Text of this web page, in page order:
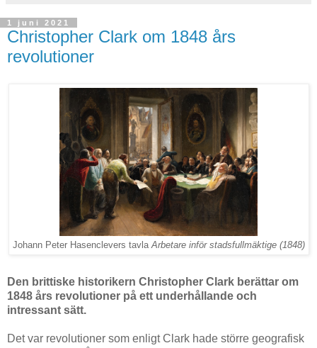
1 juni 2021
Christopher Clark om 1848 års
revolutioner
Johann Peter Hasenclevers tavlaArbetare inför stadsfullmäktige (1848)
Den brittiske historikern Christopher Clark berättar om
1848 års revolutioner på ett underhållande och
intressant sätt.
Det var revolutioner som enligt Clark hade större geografisk